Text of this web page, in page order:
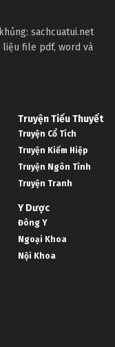
sachcuatui.net
liệu file pdf, word và
Truyện Tiểu Thuyết
Truyện Cổ Tích
Truyện Kiếm Hiệp
Truyện Ngôn Tình
Truyện Tranh
Y Dược
Đông Y
Ngoại Khoa
Nội Khoa